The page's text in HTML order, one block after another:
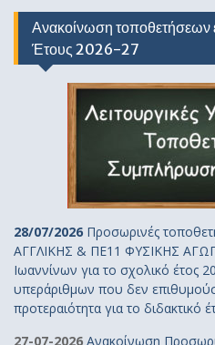
Ανακοίνωση τοποθετήσεων
Έτους 2026-27
28/07/2026 Προσωρινές
ΑΓΓΛΙΚΗΣ & ΠΕ11 ΦΥΣΙΚΗΣ
Ιωαννίνων για το σχολικό έτος
υπεράριθμων που δεν
προτεραιότητα για το διδακτικό
27-07-2026 Ανακοίνωση